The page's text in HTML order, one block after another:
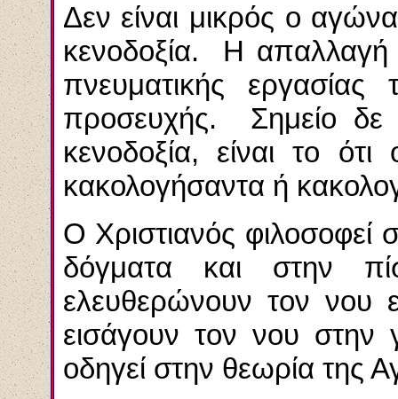
Δεν είναι μικρός ο
κενοδοξία. Η απαλλαγή
πνευματικής εργασίας
προσευχής. Σημείο δε
κενοδοξία, είναι το
κακολογήσαντα ή
Ο Χριστιανός φιλοσοφεί
δόγματα και στην
ελευθερώνουν τον
εισάγουν τον νου
οδηγεί στην θεωρία της